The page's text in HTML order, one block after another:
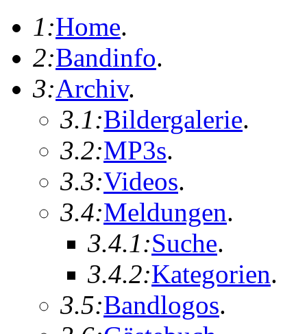
1:Home.
2:Bandinfo.
3:Archiv.
3.1:Bildergalerie.
3.2:MP3s.
3.3:Videos.
3.4:Meldungen.
3.4.1:Suche.
3.4.2:Kategorien.
3.5:Bandlogos.